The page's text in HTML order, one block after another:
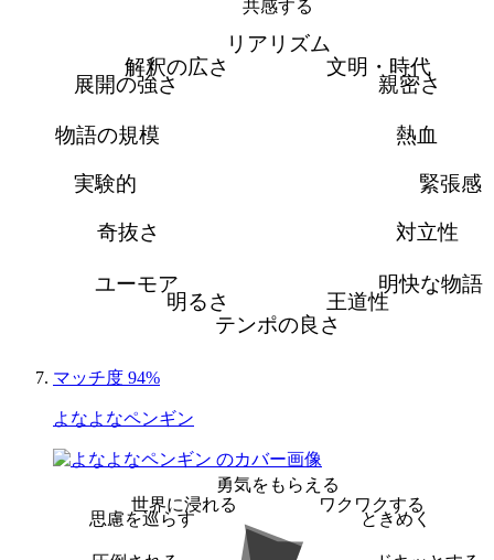
共感する
リアリズム
文明・時代
親密さ
熱血
緊張感
対立性
明快な物語
王道性
テンポの良さ
明るさ
ユーモア
奇抜さ
実験的
物語の規模
展開の強さ
解釈の広さ
マッチ度 94%
よなよなペンギン
勇気をもらえる
ワクワクする
ときめく
思慮を巡らす
世界に浸れる